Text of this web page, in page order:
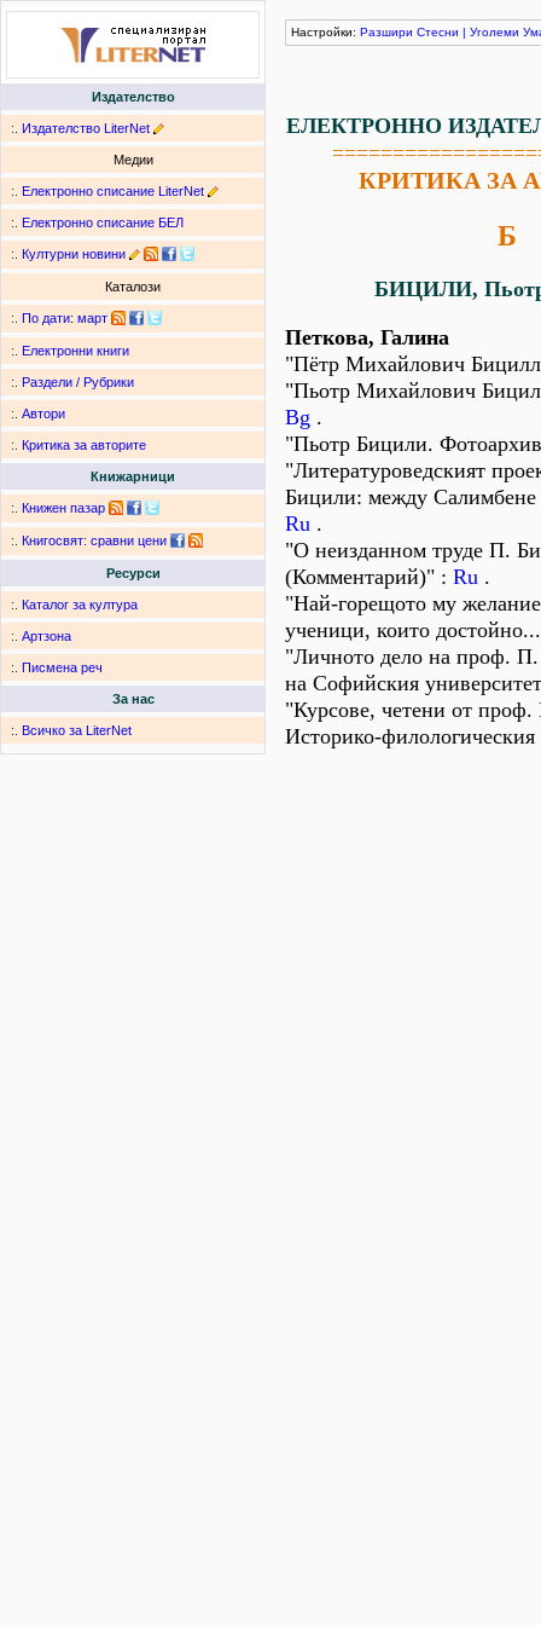
Издателство
:. Издателство LiterNet
Медии
:. Електронно списание LiterNet
:. Електронно списание БЕЛ
:. Културни новини
Каталози
:. По дати: март
:. Електронни книги
:. Раздели / Рубрики
:. Автори
:. Критика за авторите
Книжарници
:. Книжен пазар
:. Книгосвят: сравни цени
Ресурси
:. Каталог за култура
:. Артзона
:. Писмена реч
За нас
:. Всичко за LiterNet
Настройки: Разшири Стесни | Уголеми
ЕЛЕКТРОННО
КРИТИКА ЗА
Б
БИЦИЛИ,
Петкова, Галина
"Пётр Михайлович
"Пьотр Михайлович
Bg .
"Пьотр Бицили.
"Литературоведският
Бицили: между
Ru .
"О неизданном труде П.
(Комментарий)" : Ru .
"Най-горещото му
ученици, които
"Личното дело на проф.
на Софийския
"Курсове, четени от
Историко-